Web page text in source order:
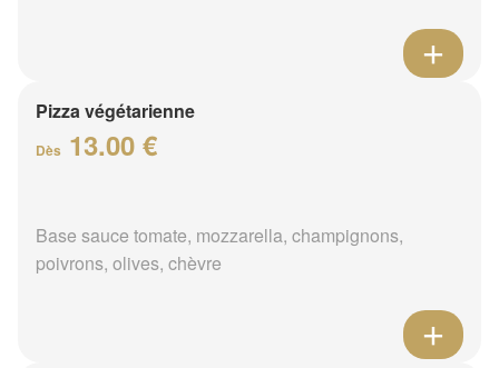
Pizza végétarienne
Dès 13.00 €
Base sauce tomate, mozzarella, champignons,
poivrons, olives, chèvre